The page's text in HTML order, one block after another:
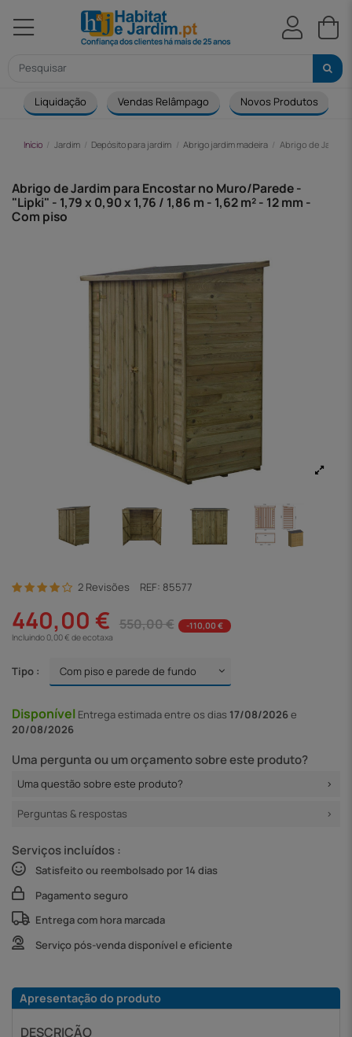
Liquidação Vendas Relâmpago Novos Produtos
Início Jardim Depósito para jardim Abrigo jardim madeira Abrigo de Jardim
Abrigo de Jardim para Encostar no Muro/Parede -
"Lipki" - 1,79 x 0,90 x 1,76 / 1,86 m - 1,62 m² - 12 mm -
Com piso
2 Revisões REF: 85577
440,00 € 550,00 €
-110,00 €
Incluindo 0,00 € de ecotaxa
Tipo :
Disponível Entregaestimada entre os dias 17/08/2026e
20/08/2026
Uma pergunta ou um orçamento sobre este produto?
Uma questão sobre este produto?
Perguntas & respostas
Serviços incluídos :
Satisfeito ou reembolsado por 14 dias
Pagamento seguro
Entrega com hora marcada
Serviço pós-venda disponível e eficiente
Apresentação do produto
DESCRIÇÃO